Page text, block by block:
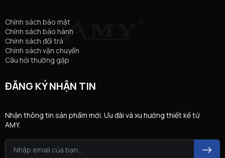
Chính sách bảo mật
Chính sách bảo hành
Chính sách đổi trả
Chính sách vận chuyển
Câu hỏi thường gặp
ĐĂNG KÝ NHẬN TIN
Nhận thông tin sản phẩm mới. Ưu đãi và xu hướng thiết kế từ
AMY.